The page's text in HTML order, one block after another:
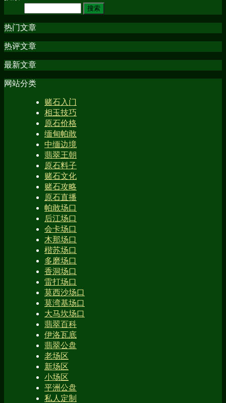
热门文章
热评文章
最新文章
网站分类
赌石入门
相玉技巧
原石价格
缅甸帕敢
中缅边境
翡翠王朝
原石料子
赌石文化
赌石攻略
原石直播
帕敢场口
后江场口
会卡场口
木那场口
楷苏场口
多磨场口
香洞场口
雷打场口
莫西沙场口
莫湾基场口
大马坎场口
翡翠百科
伊洛瓦底
翡翠公盘
老场区
新场区
小场区
平洲公盘
私人定制